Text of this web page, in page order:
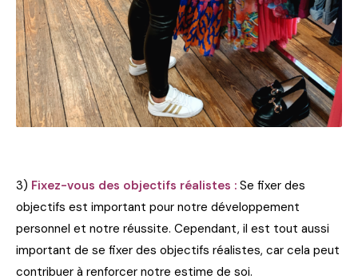
3) Fixez-vous des objectifs réalistes : Se fixer des
objectifs est important pour notre développement
personnel et notre réussite. Cependant, il est tout aussi
important de se fixer des objectifs réalistes, car cela peut
contribuer à renforcer notre estime de soi.